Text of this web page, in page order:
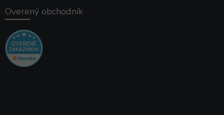
Overený obchodník